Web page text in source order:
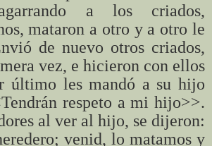
a los criados,
mataron a otro y a otro le
de nuevo otros criados,
vez, e hicieron con ellos
último les mandó a su hijo
respeto a mi hijo>>.
al ver al hijo, se dijeron:
venid, lo matamos y